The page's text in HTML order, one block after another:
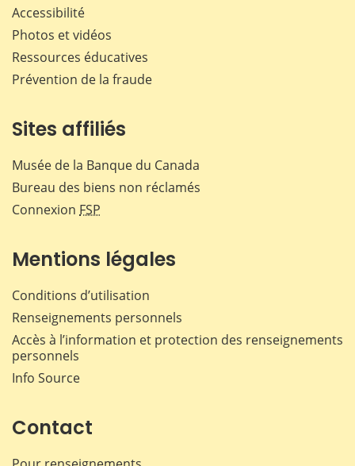
Accessibilité
Photos et vidéos
Ressources éducatives
Prévention de la fraude
Sites affiliés
Musée de la Banque du Canada
Bureau des biens non réclamés
Connexion FSP
Mentions légales
Conditions d’utilisation
Renseignements personnels
Accès à l’information et protection des renseignements
personnels
Info Source
Contact